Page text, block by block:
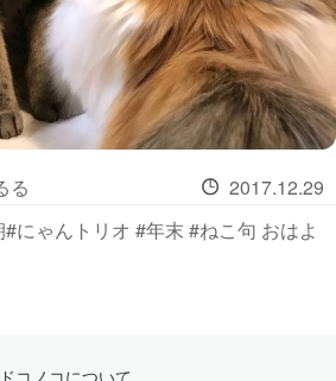
る
2017.12.29
にゃんトリオ #年末 #ねこ句 おはよ